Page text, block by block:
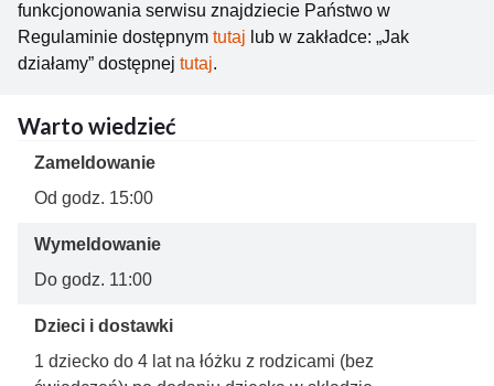
funkcjonowania serwisu znajdziecie Państwo w
Regulaminie dostępnym tutaj lub w zakładce: „Jak
działamy” dostępnej tutaj.
Warto wiedzieć
Zameldowanie
Od godz. 15:00
Wymeldowanie
Do godz. 11:00
Dzieci i dostawki
1 dziecko do 4 lat na łóżku z rodzicami (bez